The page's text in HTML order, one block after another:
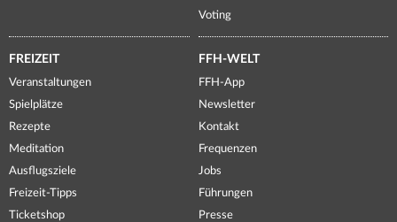
Voting
FREIZEIT
Veranstaltungen
Spielplätze
Rezepte
Meditation
Ausflugsziele
Freizeit-Tipps
Ticketshop
FFH-WELT
FFH-App
Newsletter
Kontakt
Frequenzen
Jobs
Führungen
Presse